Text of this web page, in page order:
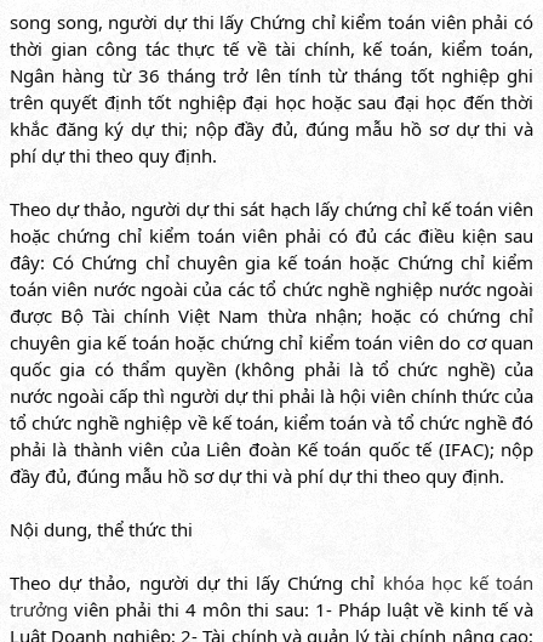
song song, người dự thi lấy Chứng chỉ kiểm toán viên phải có
thời gian công tác thực tế về tài chính, kế toán, kiểm toán,
Ngân hàng từ 36 tháng trở lên tính từ tháng tốt nghiệp ghi
trên quyết định tốt nghiệp đại học hoặc sau đại học đến thời
khắc đăng ký dự thi; nộp đầy đủ, đúng mẫu hồ sơ dự thi và
phí dự thi theo quy định.
Theo dự thảo, người dự thi sát hạch lấy chứng chỉ kế toán viên
hoặc chứng chỉ kiểm toán viên phải có đủ các điều kiện sau
đây: Có Chứng chỉ chuyên gia kế toán hoặc Chứng chỉ kiểm
toán viên nước ngoài của các tổ chức nghề nghiệp nước ngoài
được Bộ Tài chính Việt Nam thừa nhận; hoặc có chứng chỉ
chuyên gia kế toán hoặc chứng chỉ kiểm toán viên do cơ quan
quốc gia có thẩm quyền (không phải là tổ chức nghề) của
nước ngoài cấp thì người dự thi phải là hội viên chính thức của
tổ chức nghề nghiệp về kế toán, kiểm toán và tổ chức nghề đó
phải là thành viên của Liên đoàn Kế toán quốc tế (IFAC); nộp
đầy đủ, đúng mẫu hồ sơ dự thi và phí dự thi theo quy định.
Nội dung, thể thức thi
Theo dự thảo, người dự thi lấy Chứng chỉ khóa học kế toán
trưởng viên phải thi 4 môn thi sau: 1- Pháp luật về kinh tế và
Luật Doanh nghiệp; 2- Tài chính và quản lý tài chính nâng cao;